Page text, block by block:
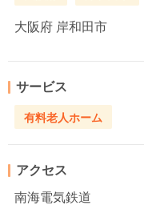
大阪府 岸和田市
サービス
有料老人ホーム
アクセス
南海電気鉄道